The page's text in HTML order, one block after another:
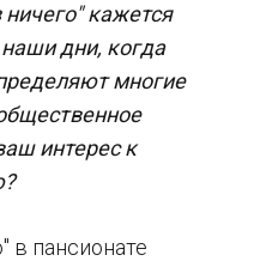
кажется
дни, когда
многие
интерес к
в пансионате